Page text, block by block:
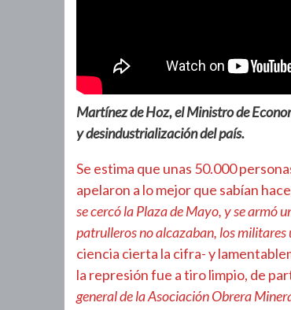
Martínez de Hoz, el Ministro de
y desindustrialización del país.
Se estima que unas 50.000
apelaron a lo mejor que sabían
se cercó la Plaza de Mayo, y se armó
patrulleros no alcazaban, los
ciencia cierta la cifra- y
la represión fue a tiro limpio, de
general de la Asociación Obrera